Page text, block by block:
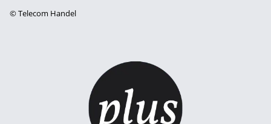
©Telecom Handel